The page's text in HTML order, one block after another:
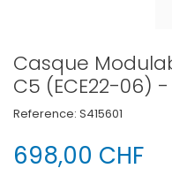
Casque
C5 (ECE22-06)
Reference: S415601
698,00 CHF